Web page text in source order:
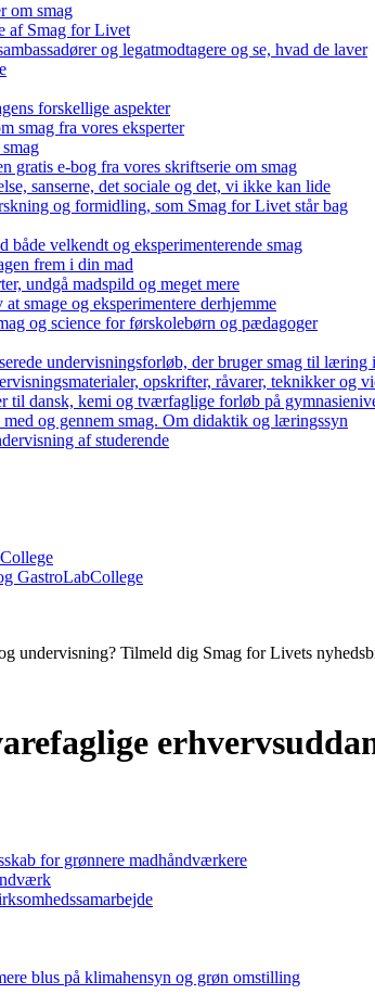
om smag
af Smag for Livet
og legatmodtagere og se, hvad de laver
forskellige aspekter
smag fra vores eksperter
gratis e-bog fra vores skriftserie om smag
sanserne, det sociale og det, vi ikke kan lide
og formidling, som Smag for Livet står bag
både velkendt og eksperimenterende smag
frem i din mad
undgå madspild og meget mere
at smage og eksperimentere derhjemme
og science for førskolebørn og pædagoger
undervisningsforløb, der bruger smag til læring
opskrifter, råvarer, teknikker og
til dansk, kemi og tværfaglige forløb på
og gennem smag. Om didaktik og læringssyn
af studerende
GastroLabCollege
undervisning? Tilmeld dig Smag for Livets
for grønnere madhåndværkere
blus på klimahensyn og grøn omstilling